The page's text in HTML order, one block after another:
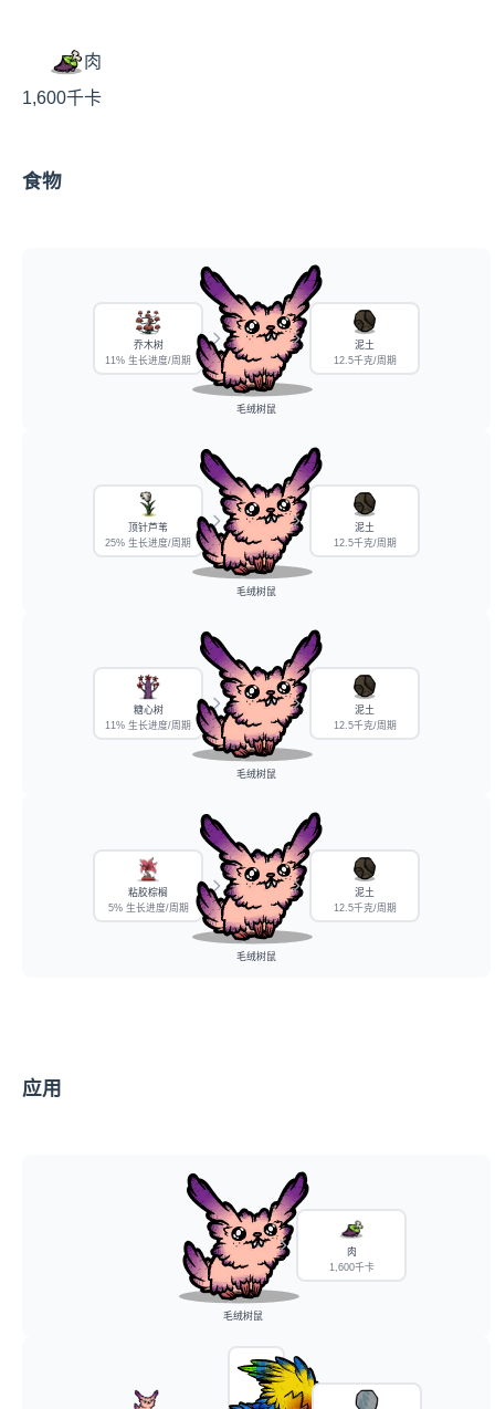
肉
1,600千卡
食物
乔木树
11% 生长进度/周期
毛绒树鼠
泥土
12.5千克/周期
顶针芦苇
25% 生长进度/周期
毛绒树鼠
泥土
12.5千克/周期
糖心树
11% 生长进度/周期
毛绒树鼠
泥土
12.5千克/周期
粘胶棕榈
5% 生长进度/周期
毛绒树鼠
泥土
12.5千克/周期
应用
毛绒树鼠
肉
1,600千卡